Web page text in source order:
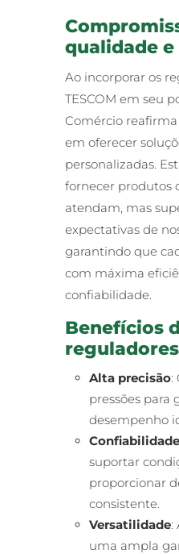
qualidade
Ao incorporar os
TESCOM em seu
Comércio
em oferecer
personalizadas.
fornecer produtos
atendam, mas
expectativas de
garantindo que
com máxima
confiabilidade.
Benefícios
reguladores
Alta precisão:
pressões para
desempenho
Confiabilidade
suportar
proporcionar
consistente.
Versatilidade:
uma ampla